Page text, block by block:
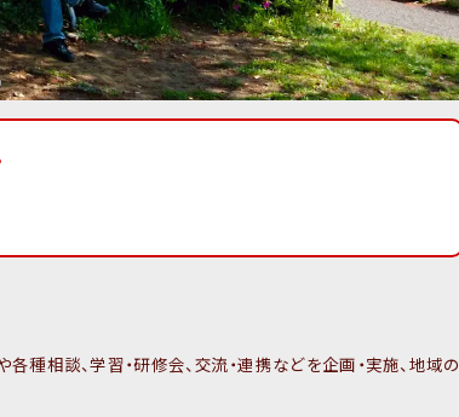
種相談、学習・研修会、交流・連携などを企画・実施、地域の